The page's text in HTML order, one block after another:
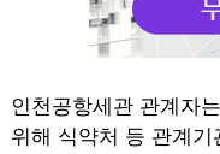
인천공항세관 관계자
위해 식약처 등 관계